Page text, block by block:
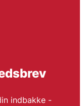
indbakke -